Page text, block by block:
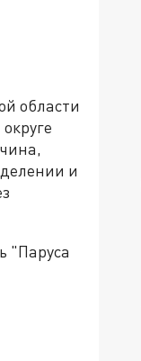
области
и
"Паруса